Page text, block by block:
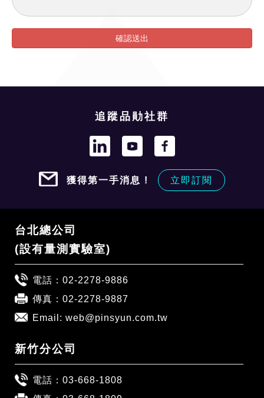
確認送出
追蹤品勛社群
獲得第一手消息 ! 立即訂閱
台北總公司
(設有量測實驗室)
電話： 02-2278-9886
傳真：02-2278-9887
Email: web@pinsyun.com.tw
新竹分公司
電話： 03-668-1808